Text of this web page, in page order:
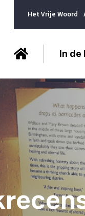
Het Vrije Woord
In